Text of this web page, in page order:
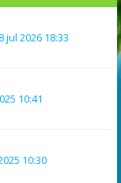
jul 2026 18:33
10:41
10:30